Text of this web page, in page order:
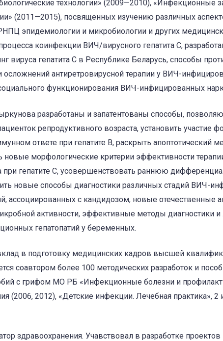
технологии» (2009—2010), «Инфекционные
(2011—2015), посвященных изучению различных
эпидемиологии и микробиологии и других
коинфекции ВИЧ/вирусного гепатита С,
вируса гепатита С в Республике Беларусь, способы
антиретровирусной терапии у ВИЧ-
функционирования ВИЧ-инфицированных
разработаны и запатентованы способы,
репродуктивного возраста, установить участие
ответе при гепатите В, раскрыть апоптотиче­ский
новые морфологические критерии эффективности
при гепатите С, усовершенствовать раннюю
новые способы диагностики различных стадий ВИЧ-
ассоциированных с кандидозом, новые отечественные
активности, эффективные методы диагностики и
гепатопатий у беременных.
в подготовку медицинских кадров высшей
соавтором более 100 методических разработок и
с грифом МО РБ «Инфекционные болезни и
(2006, 2012), «Детские инфекции. Лечебная практика», 2
здравоохранения. Учавствовал в разработке проектов